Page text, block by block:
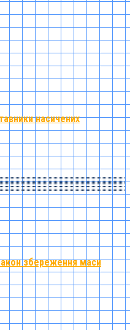
насичених
збереження маси